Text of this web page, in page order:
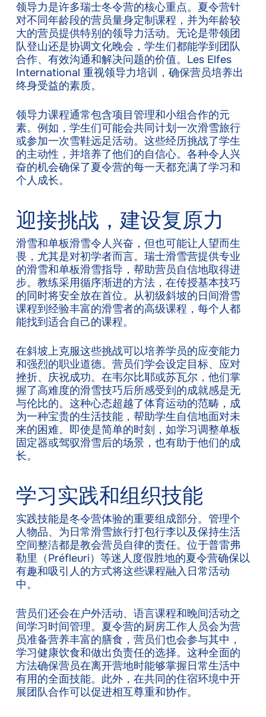
领导力是许多瑞士冬令营的核心重点。夏令营针
对不同年龄段的营员量身定制课程，并为年龄较
大的营员提供特别的领导力活动。无论是带领团
队登山还是协调文化晚会，学生们都能学到团队
合作、有效沟通和解决问题的价值。Les Elfes
International 重视领导力培训，确保营员培养出
终身受益的素质。
领导力课程通常包含项目管理和小组合作的元
素。例如，学生们可能会共同计划一次滑雪旅行
或参加一次雪鞋远足活动。这些经历挑战了学生
的主动性，并培养了他们的自信心。各种令人兴
奋的机会确保了夏令营的每一天都充满了学习和
个人成长。
迎接挑战，建设复原力
滑雪和单板滑雪令人兴奋，但也可能让人望而生
畏，尤其是对初学者而言。瑞士滑雪营提供专业
的滑雪和单板滑雪指导，帮助营员自信地取得进
步。教练采用循序渐进的方法，在传授基本技巧
的同时将安全放在首位。从初级斜坡的日间滑雪
课程到经验丰富的滑雪者的高级课程，每个人都
能找到适合自己的课程。
在斜坡上克服这些挑战可以培养学员的应变能力
和强烈的职业道德。营员们学会设定目标、应对
挫折、庆祝成功。在韦尔比耶或苏瓦尔，他们掌
握了高难度的滑雪技巧后所感受到的成就感是无
与伦比的。这种心态超越了体育运动的范畴，成
为一种宝贵的生活技能，帮助学生自信地面对未
来的困难。即使是简单的时刻，如学习调整单板
固定器或驾驭滑雪后的场景，也有助于他们的成
长。
学习实践和组织技能
实践技能是冬令营体验的重要组成部分。管理个
人物品、为日常滑雪旅行打包行李以及保持生活
空间整洁都是教会营员自律的责任。位于普雷弗
勒里（Préfleuri）等迷人度假胜地的夏令营确保以
有趣和吸引人的方式将这些课程融入日常活动
中。
营员们还会在户外活动、语言课程和晚间活动之
间学习时间管理。夏令营的厨房工作人员会为营
员准备营养丰富的膳食，营员们也会参与其中，
学习健康饮食和做出负责任的选择。这种全面的
方法确保营员在离开营地时能够掌握日常生活中
有用的全面技能。此外，在共同的住宿环境中开
展团队合作可以促进相互尊重和协作。